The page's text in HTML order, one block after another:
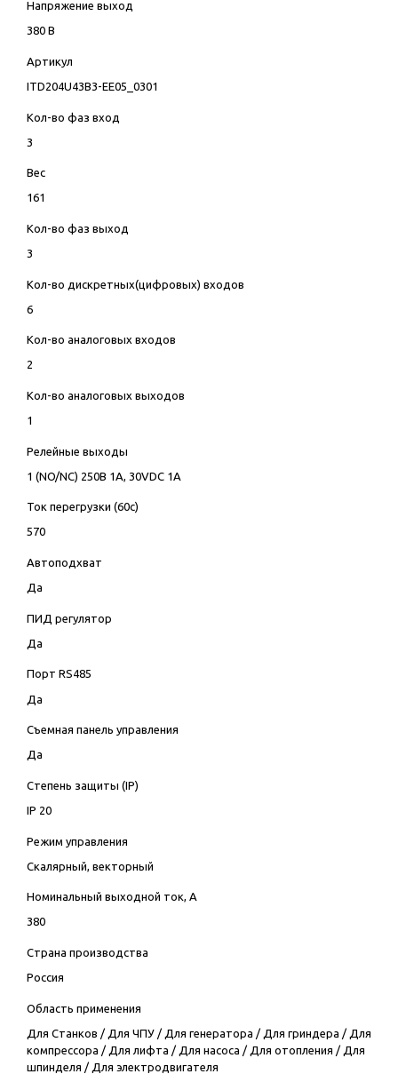
Напряжение выход
380 В
Артикул
ITD204U43B3-EE05_0301
Кол-во фаз вход
3
Вес
161
Кол-во фаз выход
3
Кол-во дискретных(цифровых) входов
6
Кол-во аналоговых входов
2
Кол-во аналоговых выходов
1
Релейные выходы
1 (NO/NC) 250В 1А, 30VDC 1А
Ток перегрузки (60с)
570
Автоподхват
Да
ПИД регулятор
Да
Порт RS485
Да
Съемная панель управления
Да
Степень защиты (IP)
IP 20
Режим управления
Скалярный, векторный
Номинальный выходной ток, А
380
Страна производства
Россия
Область применения
Для Станков / Для ЧПУ/ Для генератора / Для гриндера / Для
компрессора / Для лифта / Для насоса / Для отопления / Для
шпинделя / Для электродвигателя